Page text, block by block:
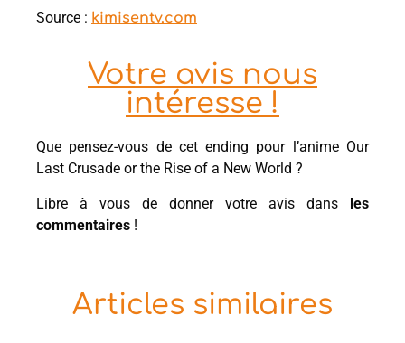
Source : kimisentv.com
Votre avis nous
intéresse !
Que pensez-vous de cet ending pour l’anime Our
Last Crusade or the Rise of a New World ?
Libre à vous de donner votre avis dans les
commentaires !
Articles similaires